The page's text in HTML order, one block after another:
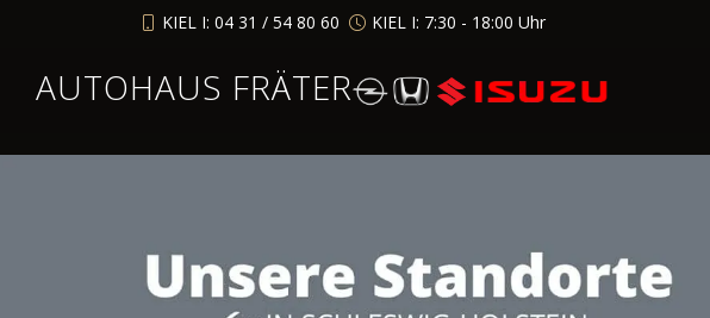
KIEL I: 04 31 / 54 80 60 KIEL I: 7:30 - 18:00 Uhr
AUTOHAUS FRÄTER